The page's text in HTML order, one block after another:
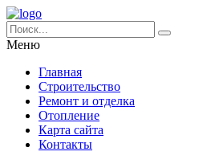
Меню
Главная
Строительство
Ремонт и отделка
Отопление
Карта сайта
Контакты